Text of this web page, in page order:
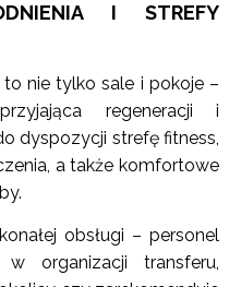
I STREFY
nie tylko sale i pokoje –
regeneracji i
dyspozycji strefę fitness,
a także komfortowe
obsługi – personel
organizacji transferu,